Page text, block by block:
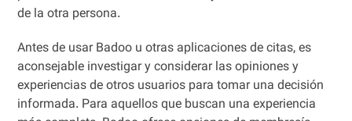
de la otra persona.
Antes de usar Badoo u otras aplicaciones de citas, es
aconsejable investigar y considerar las opiniones y
experiencias de otros usuarios para tomar una decisión
informada. Para aquellos que buscan una experiencia